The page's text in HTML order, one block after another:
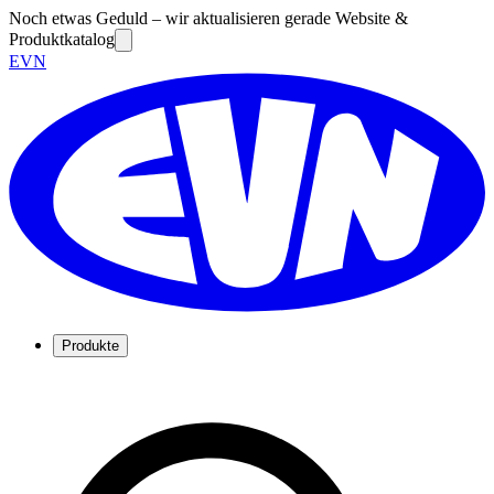
Noch etwas Geduld – wir aktualisieren gerade Website &
Produktkatalog
EVN
Produkte